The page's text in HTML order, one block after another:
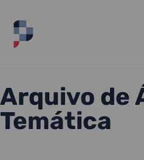
HOME
Arquivo de
Temática